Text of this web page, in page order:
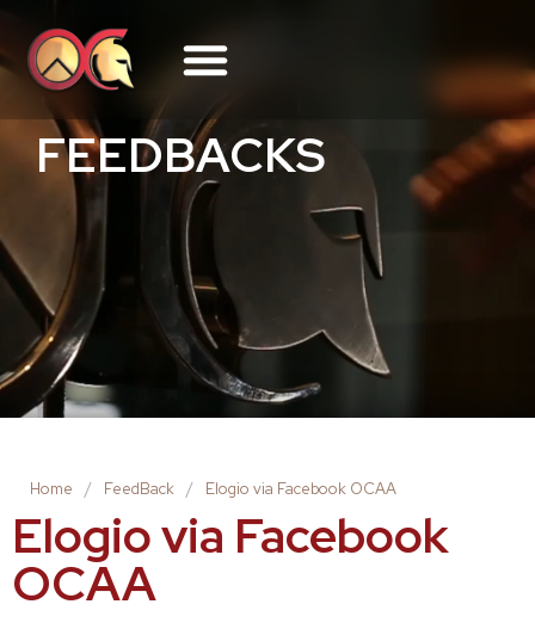
FEEDBACKS
Home / FeedBack / Elogio via Facebook OCAA
Elogio via Facebook
OCAA